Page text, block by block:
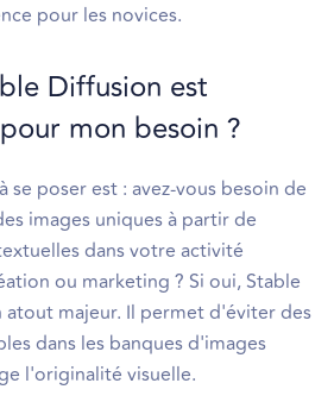
pour les novices.
Diffusion est
mon besoin ?
se poser est : avez-vous besoin de
images uniques à partir de
dans votre activité
ou marketing ? Si oui, Stable
majeur. Il permet d'éviter des
dans les banques d'images
l'originalité visuelle.